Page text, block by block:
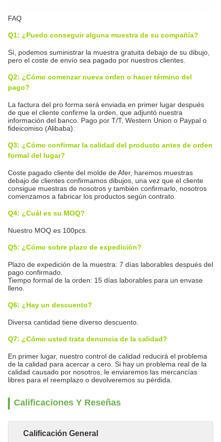
FAQ
Q1: ¿Puedo conseguir alguna muestra de su compañía?
Sí, podemos suministrar la muestra gratuita debajo de su dibujo,
pero el coste de envío sea pagado por nuestros clientes.
Q2: ¿Cómo comenzar nueva orden o hacer término del
pago?
La factura del pro forma será enviada en primer lugar después
de que el cliente confirme la orden, que adjuntó nuestra
información del banco. Pago por T/T, Western Union o Paypal o
fideicomiso (Alibaba).
Q3: ¿Cómo confirmar la calidad del producto antes de orden
formal del lugar?
Coste pagado cliente del molde de Afer, haremos muestras
debajo de clientes confirmamos dibujos, una vez que el cliente
consigue muestras de nosotros y también confirmarlo, nosotros
comenzamos a fabricar los productos según contrato.
Q4: ¿Cuál es su MOQ?
Nuestro MOQ es 100pcs.
Q5: ¿Cómo sobre plazo de expedición?
Plazo de expedición de la muestra: 7 días laborables después del
pago confirmado.
Tiempo formal de la orden: 15 días laborables para un envase
lleno.
Q6: ¿Hay un descuento?
Diversa cantidad tiene diverso descuento.
Q7: ¿Cómo usted trata denuncia de la calidad?
En primer lugar, nuestro control de calidad reducirá el problema
de la calidad para acercar a cero. Si hay un problema real de la
calidad causado por nosotros, le enviaremos las mercancías
libres para el reemplazo o devolveremos su pérdida.
Calificaciones Y Reseñas
Calificación General